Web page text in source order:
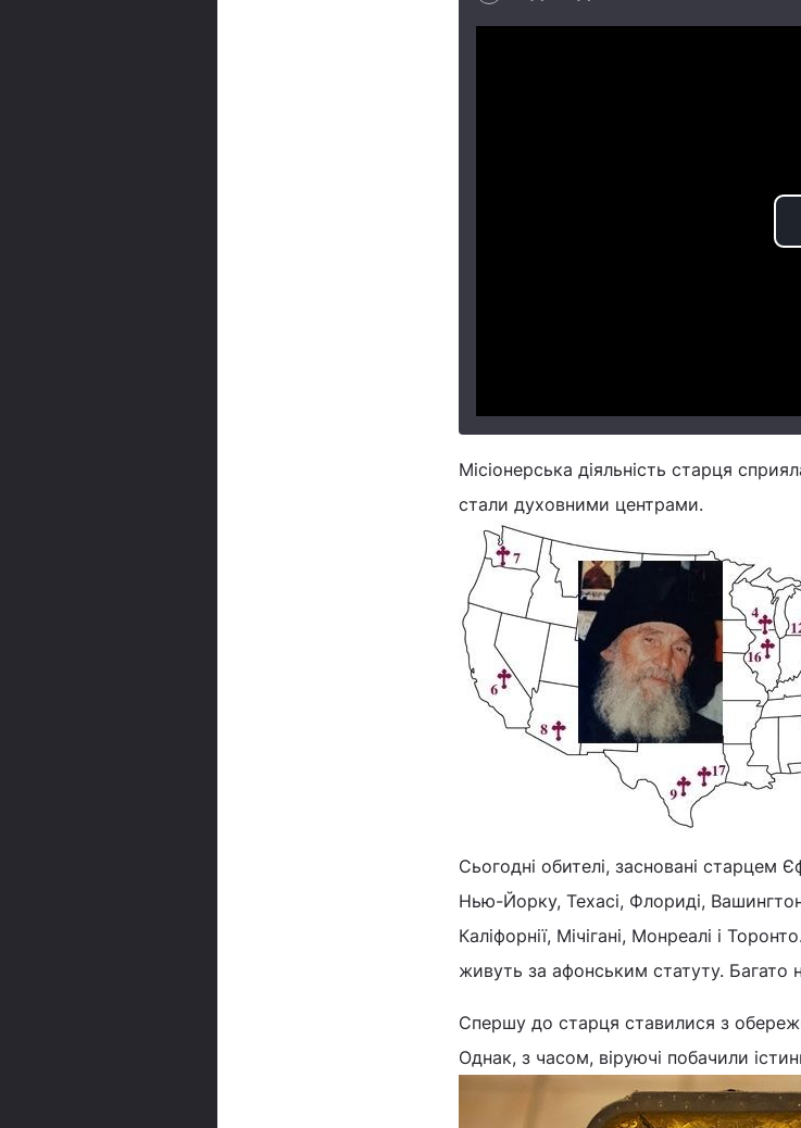
Місіонерська діяльність старця
стали духовними центрами.
Сьогодні обителі, засновані старцем
Нью-Йорку, Техасі, Флориді,
Каліфорнії, Мічігані, Монреалі і
живуть за афонським статуту. Багато
Спершу до старця ставилися з
Однак, з часом, віруючі побачили